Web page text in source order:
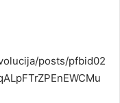
posts/pfbid02